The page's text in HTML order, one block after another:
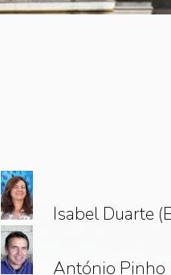
Isabel Duarte
António Pinho